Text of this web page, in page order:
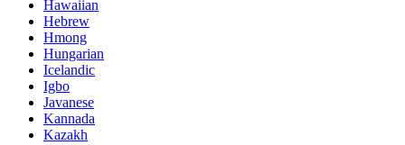
Hawaiian
Hebrew
Hmong
Hungarian
Icelandic
Igbo
Javanese
Kannada
Kazakh